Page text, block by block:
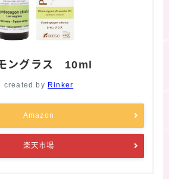
ングラス 10ml
created by Rinker
Amazon
楽天市場